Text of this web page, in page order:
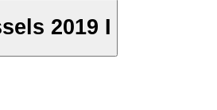
2019 I